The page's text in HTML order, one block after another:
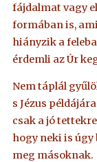
fájdalmat vagy
formában is,
hiányzik a
érdemli az Úr
Nem táplál
s Jézus
csak a jó
hogy neki is
meg másoknak.